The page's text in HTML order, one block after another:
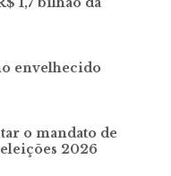
envelhecido
o mandato de
2026